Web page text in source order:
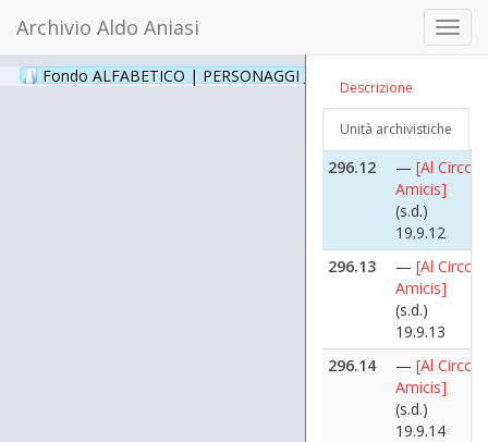
Archivio Aldo Aniasi
Fondo ALFABETICO | PERSONAGGI _ Archivio Fotografico
Descrizione
Unità archivistiche
(s.d.)
19.9.10
Amicis]
(s.d.)
19.9.11
296.12
— [Al
Amicis]
(s.d.)
19.9.12
296.13
— [Al
Amicis]
(s.d.)
19.9.13
296.14
— [Al
Amicis]
(s.d.)
19.9.14